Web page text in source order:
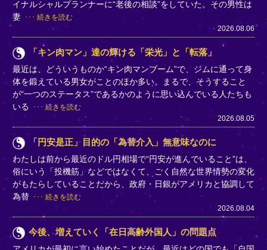
イナルシャルプランナーに“老後の相談”をしていた。その男性は
妻
続きを読む
2026.08.06
「キン肉マン」達の輝ける「栄光」と「転落」
最近は、どういうものか“キン肉マンブーム”で、ジムに通って身
体を鍛えている男女がことのほか多い。まるで、そうすること
が“一つのステータス”であるかのように思い込んでいる人たちも
いる
続きを読む
2026.08.05
「円安是正」目的の「為替介入」無意味なのに
わたしは前から最近のドル円相場で“円安が進んでいること”は、
俗にいう「投機筋」などではなくて、ごく自然な世界情勢の変化
がもたらしていることだから、政府・日銀がアメリカと協調して
為替
続きを読む
2026.08.04
今後、増えていく「在日高齢外国人」の問題点